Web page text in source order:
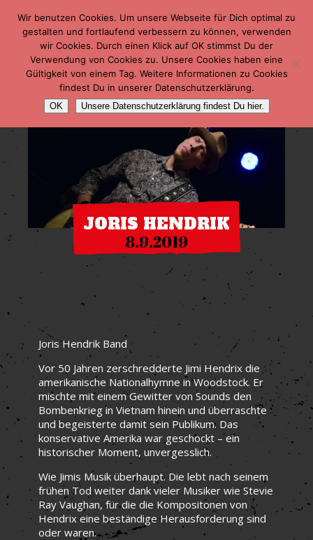
JORIS HENDRIK
8.9.2019
Joris Hendrik Band
Vor 50 Jahren zerschredderte Jimi Hendrix die
amerikanische Nationalhymne in Woodstock. Er
mischte mit einem Gewitter von Sounds den
Bombenkrieg in Vietnam hinein und überraschte
und begeisterte damit sein Publikum. Das
konservative Amerika war geschockt – ein
historischer Moment, unvergesslich.
Wie Jimis Musik überhaupt. Die lebt nach seinem
frühen Tod weiter dank vieler Musiker wie Stevie
Ray Vaughan, für die die Kompositonen von
Hendrix eine beständige Herausforderung sind
oder waren.
Wir benutzen Cookies. Um unsere Webseite für Dich optimal zu
gestalten und fortlaufend verbessern zu können, verwenden
wir Cookies. Durch einen Klick auf OK stimmst Du der
Verwendung von Cookies zu. Unsere Cookies haben eine
Gültigkeit von einem Tag. Weitere Informationen zu Cookies
findest Du in unserer Datenschutzerklärung.
OK Unsere Datenschutzerklärung findest Du hier.